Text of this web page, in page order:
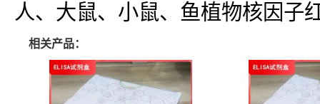
人、大鼠、小鼠、鱼植物核因子
相关产品：